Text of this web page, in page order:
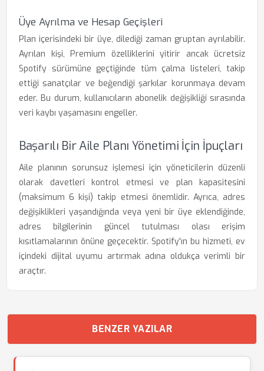
Üye Ayrılma ve Hesap Geçişleri
Plan içerisindeki bir üye, dilediği zaman gruptan ayrılabilir.
Ayrılan kişi, Premium özelliklerini yitirir ancak ücretsiz
Spotify sürümüne geçtiğinde tüm çalma listeleri, takip
ettiği sanatçılar ve beğendiği şarkılar korunmaya devam
eder. Bu durum, kullanıcıların abonelik değişikliği sırasında
veri kaybı yaşamasını engeller.
Başarılı Bir Aile Planı Yönetimi İçin İpuçları
Aile planının sorunsuz işlemesi için yöneticilerin düzenli
olarak davetleri kontrol etmesi ve plan kapasitesini
(maksimum 6 kişi) takip etmesi önemlidir. Ayrıca, adres
değişiklikleri yaşandığında veya yeni bir üye eklendiğinde,
adres bilgilerinin güncel tutulması olası erişim
kısıtlamalarının önüne geçecektir. Spotify'ın bu hizmeti, ev
içindeki dijital uyumu artırmak adına oldukça verimli bir
araçtır.
BENZER YAZILAR